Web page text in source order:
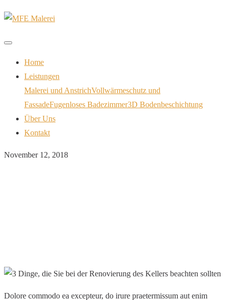
Home
Leistungen
Malerei und AnstrichVollwärmeschutz und
FassadeFugenloses Badezimmer3D Bodenbeschichtung
Über Uns
Kontakt
November 12, 2018
Dolore commodo ea excepteur, do irure praetermissum aut enim